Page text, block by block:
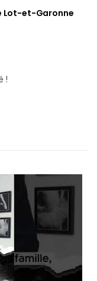
Lot-et-Garonne
!